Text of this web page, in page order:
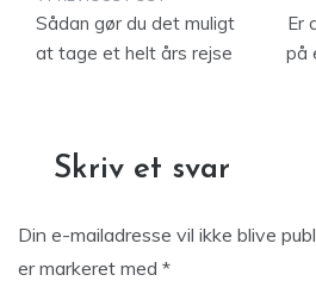
Sådan gør du det muligt
at tage et helt års rejse
Er
på
Skriv et svar
Din e-mailadresse vil ikke blive
er markeret med *